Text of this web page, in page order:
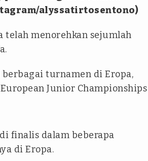
alyssatirtosentono)
telah menorehkan sejumlah
turnamen di Eropa,
Junior Championships
finalis dalam beberapa
di Eropa.